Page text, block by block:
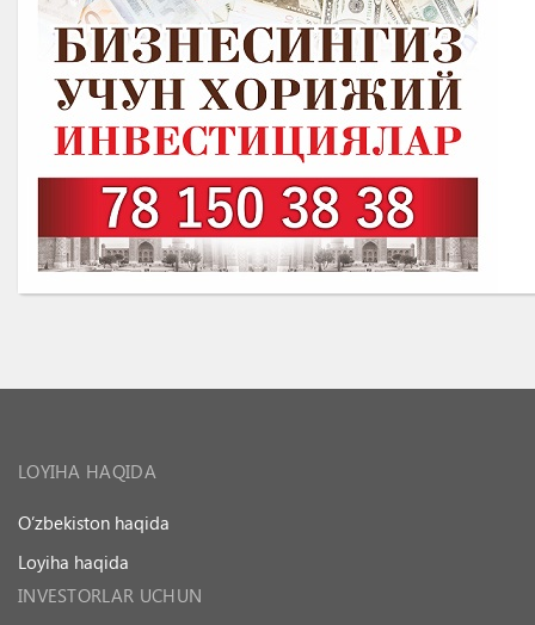
LOYIHA HAQIDA
O’zbekiston haqida
Loyiha haqida
INVESTORLAR UCHUN